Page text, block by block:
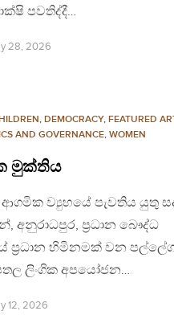
පවතිද්දී…
28, 2026
, DEMOCRACY, FEATURED
AND GOVERNANCE, WOMEN
මුක්තිය
ආගමික ව්‍යුහයේ පැවතිය යුතු
අනුරාධපුර, ප්‍රධාන බෞද්ධ
ප්‍රධාන හිමිනමක් වන
ලිංගික අපයෝජන…
12, 2026